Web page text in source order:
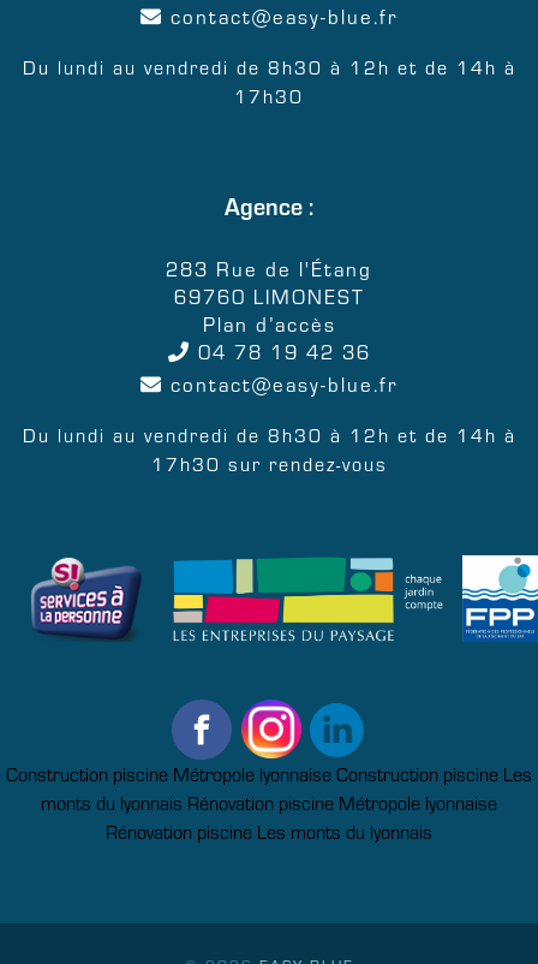
contact
easy-blue.fr
Du lundi au vendredi de 8h30 à 12h et de 14h à
17h30
Agence :
283 Rue de l'Étang
69760 LIMONEST
Plan d’accès
04 78 19 42 36
contact
easy-blue.fr
Du lundi au vendredi de 8h30 à 12h et de 14h à
17h30 sur rendez-vous
Construction piscine Métropole lyonnaiseConstruction piscine Les
monts du lyonnais Rénovation piscine Métropole lyonnaise
Rénovation piscine Les monts du lyonnais